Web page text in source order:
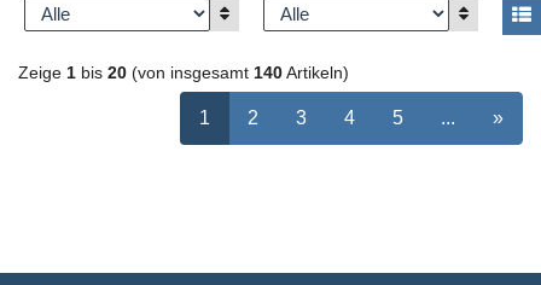
Anzeigen Anzeigen
Zeige 1 bis 20 (von insgesamt 140 Artikeln)
ausgewählt Seite
1 Seite
2 auswählen
Seite
3auswählen
Seite
4auswählen
Seite
5auswählen
Nächste 5
... »